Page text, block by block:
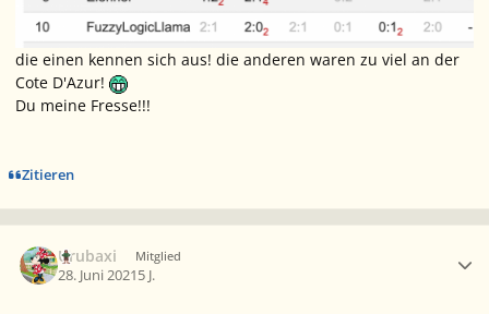
die einen kennen sich aus! die anderen waren zu viel an der
Cote D'Azur!
Du meine Fresse!!!
Zitieren
Urubaxi Mitglied
28. Juni 20215 J.